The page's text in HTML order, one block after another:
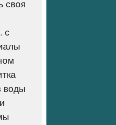
своя
с
воды